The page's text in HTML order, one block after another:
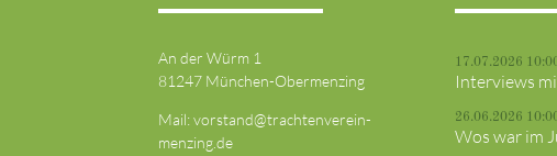
An der Würm 1
81247 München-Obermenzing
Mail:vorstand@trachtenverein-
menzing.de
17.07.2026
Interviews
26.06.2026
Wos war im